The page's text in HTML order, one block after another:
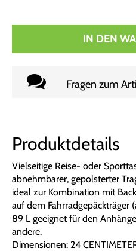
IN DEN
Fragen zum
Produktdetails
Vielseitige Reise- oder
abnehmbarer, gepolsterter
ideal zur Kombination mit
auf dem Fahrradgepäckträger
89 L geeignet für den
andere.
Dimensionen: 24